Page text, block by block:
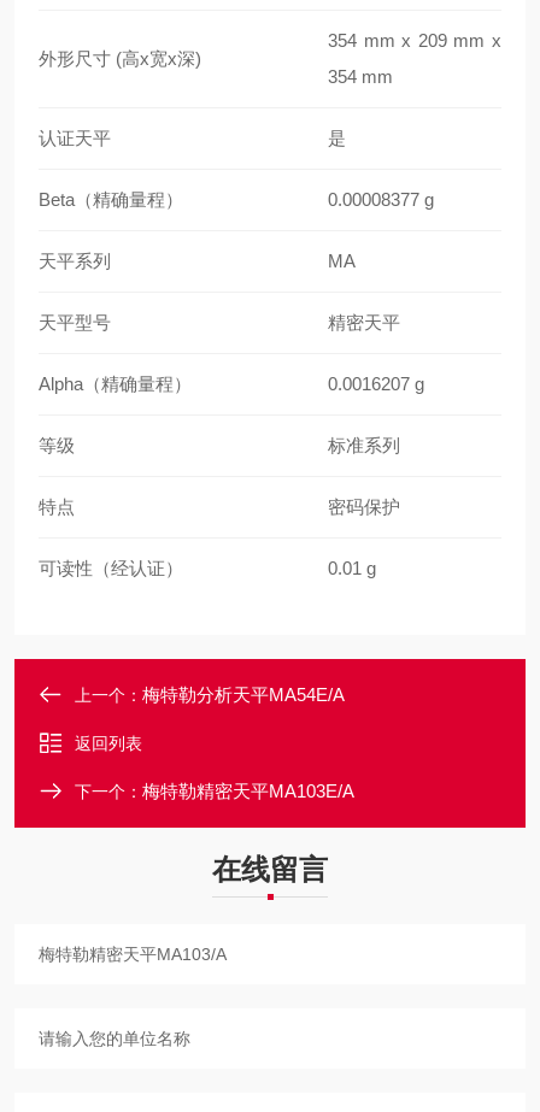
外形尺寸 (高x宽x深)
354 mm x 209 mm x
354 mm
认证天平 是
Beta（精确量程） 0.00008377 g
天平系列 MA
天平型号 精密天平
Alpha（精确量程） 0.0016207 g
等级 标准系列
特点 密码保护
可读性（经认证） 0.01 g
上一个： 梅特勒分析天平MA54E/A
返回列表
下一个： 梅特勒精密天平MA103E/A
在线留言